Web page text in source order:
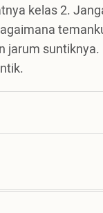
kelas 2.
jarum suntiknya.